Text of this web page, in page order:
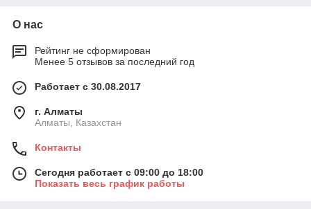
О нас
Рейтинг не сформирован
Менее 5 отзывов за последний год
Работает с 30.08.2017
г. Алматы
Алматы, Казахстан
Контакты
Сегодня работает с 09:00 до 18:00
Показать весь график работы